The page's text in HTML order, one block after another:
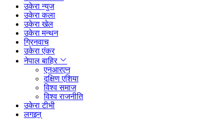
उकेरा न्युज
उकेरा कला
उकेरा खेल
उकेरा मन्थन
ग्रिनवाच
उकेरा एंकर
नेपाल बाहिर
एनआरएन
दक्षिण एशिया
विश्व समाज
विश्व राजनीति
उकेरा टीभी
लगइन्